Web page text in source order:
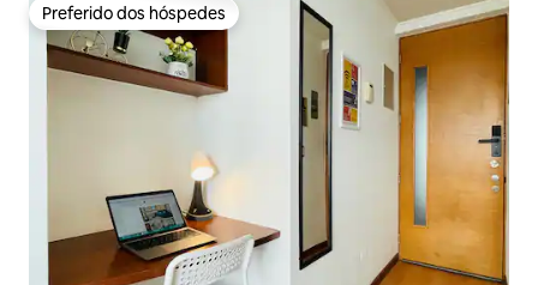
Preferido dos hóspedes
Preferido dos hóspedes